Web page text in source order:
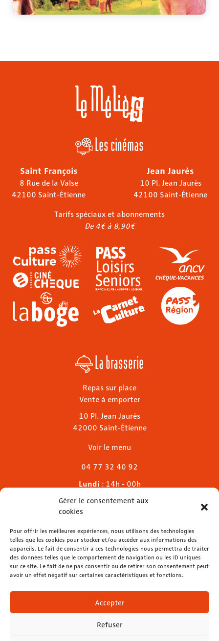
Gérer le consentement aux
cookies
Pour offrir les meilleures expériences, nous utilisons des technologies
telles que les cookies pour stocker et/ou accéder aux informations des
appareils. Le fait de consentir à ces technologies nous permettra de traiter
des données telles que le comportement de navigation ou les ID uniques
sur ce site. Le fait de ne pas consentir ou de retirer son consentement peut
avoir un effet négatif sur certaines caractéristiques et fonctions.
Accepter
Refuser
Les cinémas
Saint François
8 Rue de la Valse
42100 Saint-Étienne
Jean Jaurès
10 Pl. Jean Jaurès
42100 Saint-Étienne
Tarifs spéciaux et abonnements
De 4€ à 8,90€
La brasserie
Repas sur place
Vente à emporter
10 Pl. Jean Jaurès
42000 Saint-Étienne
Voir le menu
04 77 32 40 92
Lundi : 14h - 00h
Mardi & mercredi
Jeudi
Dimanche: 11h - 00h
04 77 32 32 01